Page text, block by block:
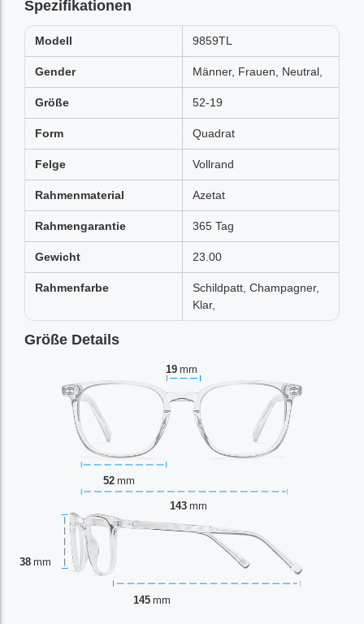
Spezifikationen
Modell 9859TL
Gender Männer, Frauen, Neutral,
Größe 52-19
Form Quadrat
Felge Vollrand
Rahmenmaterial Azetat
Rahmengarantie 365 Tag
Gewicht 23.00
Rahmenfarbe
Schildpatt, Champagner,
Klar,
Größe Details
19 mm
52 mm
38 mm
143 mm
145 mm